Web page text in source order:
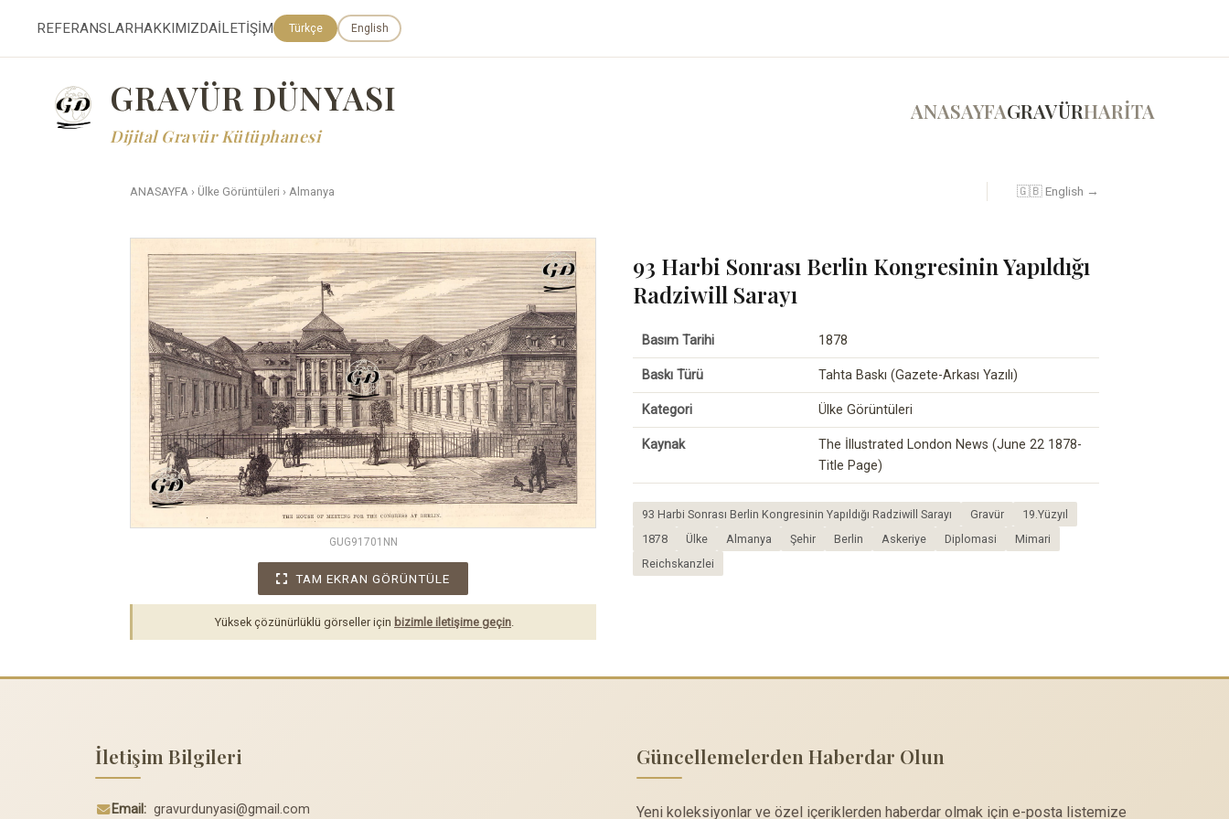
REFERANSLARHAKKIMIZDAİLETİŞİM Türkçe English
GRAVÜR DÜNYASI
Dijital Gravür Kütüphanesi
ANASAYFAGRAVÜRHARİTA
ANASAYFA › Ülke Görüntüleri › Almanya 🇬🇧 English →
GUG91701NN
TAM EKRAN GÖRÜNTÜLE
Yüksek çözünürlüklü görseller için bizimle iletişime geçin
93 Harbi Sonrası Berlin Kongresinin Yapıldığı
Radziwill Sarayı
Basım Tarihi 1878
Baskı Türü Tahta Baskı (Gazete-Arkası Yazılı)
Kategori Ülke Görüntüleri
Kaynak
The İllustrated London News (June 22 1878-
Title Page)
93 Harbi Sonrası Berlin Kongresinin Yapıldığı Radziwill Sarayı Gravür
19.Yüzyıl
1878
Ülke Almanya Şehir Berlin Askeriye Diplomasi
Mimari
Reichskanzlei
İletişim Bilgileri
Email: gravurdunyasi@gmail.com
Güncellemelerden Haberdar Olun
Yeni koleksiyonlar ve özel içeriklerden haberdar olmak için e-posta listemize